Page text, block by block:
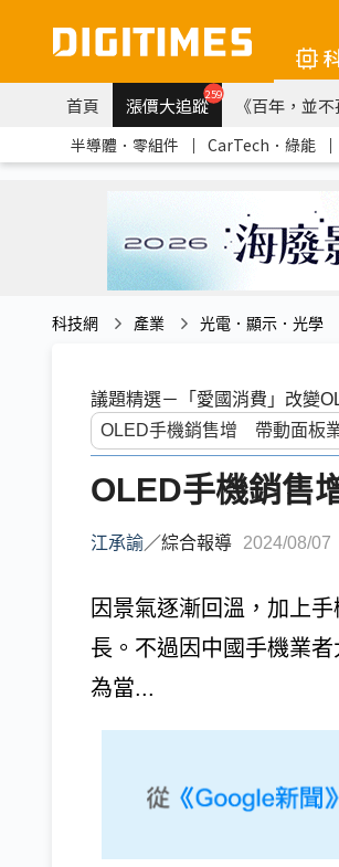
首頁 漲價大追蹤259 《百年，並
半導體．零組件 ｜ CarTech．綠能 ｜
科技網 產業 光電．顯示．光學
議題精選－「愛國消費」改變
OLED手機銷售
江承諭／綜合報導 2024/08/07
因景氣逐漸回溫，加上
長。不過因中國手機業
為當...